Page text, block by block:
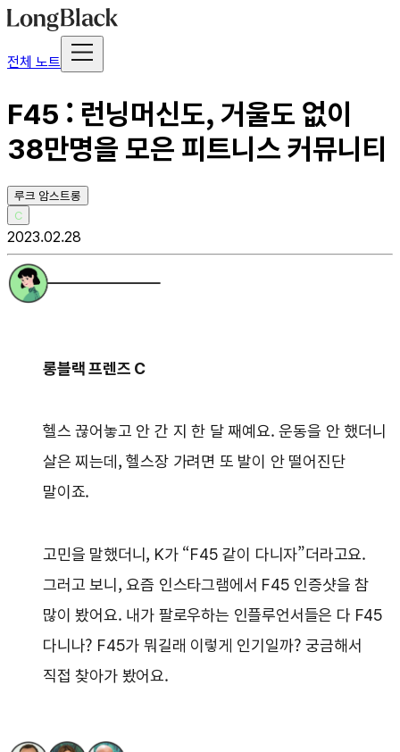
전체 노트
F45 : 런닝머신도, 거울도 없이
38만명을 모은 피트니스 커뮤니티
루크 암스트롱
C
2023.02.28
롱블랙 프렌즈 C
헬스 끊어놓고 안 간 지 한 달 째예요. 운동을 안 했더니
살은 찌는데, 헬스장 가려면 또 발이 안 떨어진단
말이죠.
고민을 말했더니, K가 “F45 같이 다니자”더라고요.
그러고 보니, 요즘 인스타그램에서 F45 인증샷을 참
많이 봤어요. 내가 팔로우하는 인플루언서들은 다 F45
다니나? F45가 뭐길래 이렇게 인기일까? 궁금해서
직접 찾아가 봤어요.